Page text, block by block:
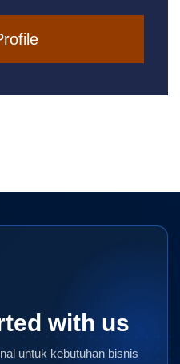
with us
untuk kebutuhan bisnis